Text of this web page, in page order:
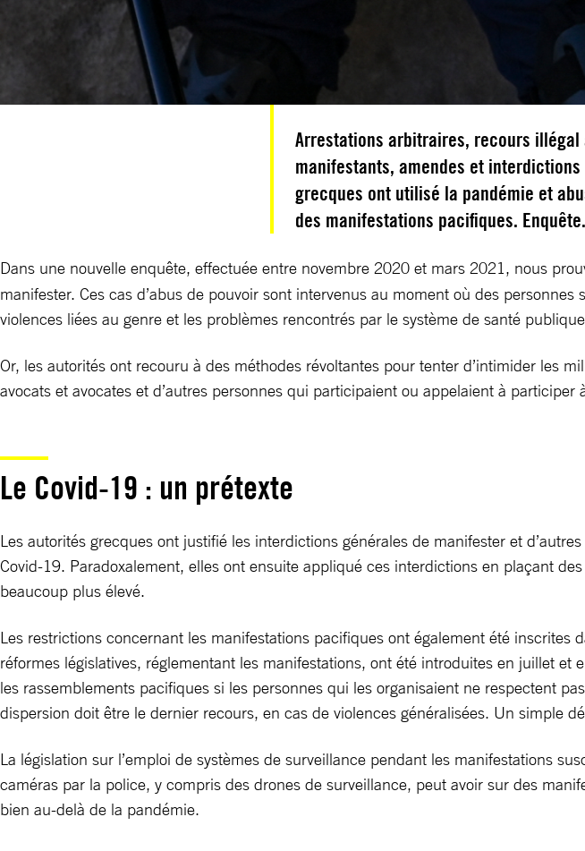
Arrestations arbitraires, recours
manifestants, amendes et
grecques ont utilisé la pandémie et
des manifestations pacifiques. Enquête.
Dans une nouvelle enquête, effectuée entre novembre 2020 et mars 2021, nous
manifester. Ces cas d’abus de pouvoir sont intervenus au moment où des
violences liées au genre et les problèmes rencontrés par le système de santé
Or, les autorités ont recouru à des méthodes révoltantes pour tenter d’intimider les
avocats et avocates et d’autres personnes qui participaient ou appelaient à participer
Le Covid-19 : un prétexte
Les autorités grecques ont justifié les interdictions générales de manifester et
Covid-19. Paradoxalement, elles ont ensuite appliqué ces interdictions en plaçant
beaucoup plus élevé.
Les restrictions concernant les manifestations pacifiques ont également été
réformes législatives, réglementant les manifestations, ont été introduites en juillet
les rassemblements pacifiques si les personnes qui les organisaient ne respectent
dispersion doit être le dernier recours, en cas de violences généralisées. Un simple
La législation sur l’emploi de systèmes de surveillance pendant les manifestations
caméras par la police, y compris des drones de surveillance, peut avoir sur des
bien au-delà de la pandémie.